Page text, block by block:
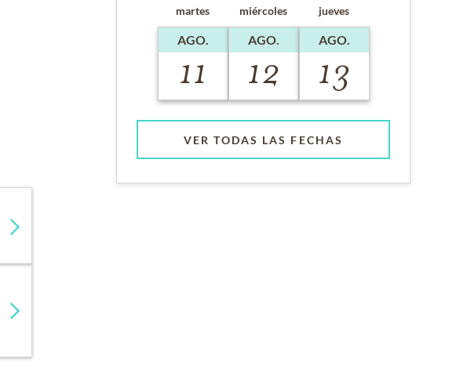
martes
AGO.
11
miércoles
AGO.
12
jueves
AGO.
13
VER TODAS LAS FECHAS